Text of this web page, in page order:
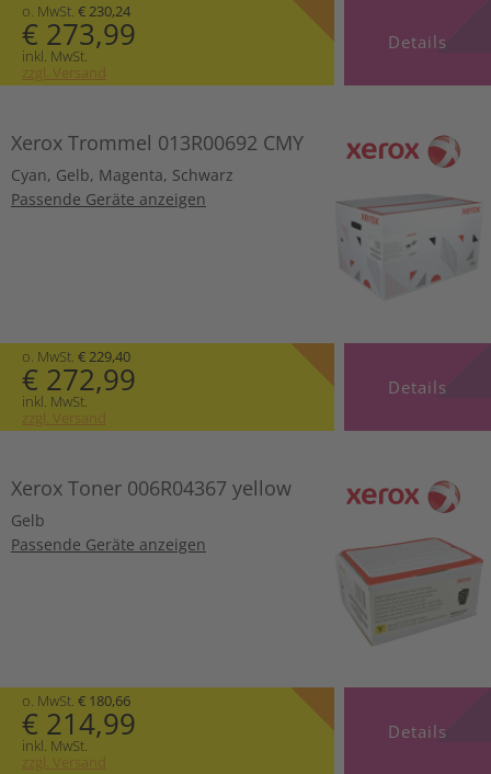
o. MwSt. € 230,24
€ 273,99
inkl. MwSt.
zzgl. Versand
Details
Xerox Trommel 013R00692 CMY
Cyan, Gelb, Magenta, Schwarz
Passende Geräte anzeigen
o. MwSt. € 229,40
€ 272,99
inkl. MwSt.
zzgl. Versand
Details
Xerox Toner 006R04367 yellow
Gelb
Passende Geräte anzeigen
o. MwSt. € 180,66
€ 214,99
inkl. MwSt.
zzgl. Versand
Details